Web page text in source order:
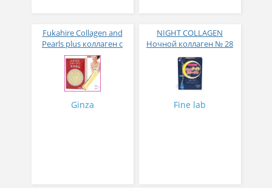
Fukahire Collagen and
Pearls plus коллаген с
жемчужным порошком
№ 30
Ginza
NIGHT COLLAGEN
Ночной коллаген № 28
Fine lab